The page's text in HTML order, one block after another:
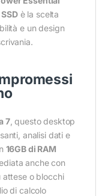
è la scelta
e un design
7, questo desktop
analisi dati e
16GB di RAM
anche con
o blocchi
di calcolo